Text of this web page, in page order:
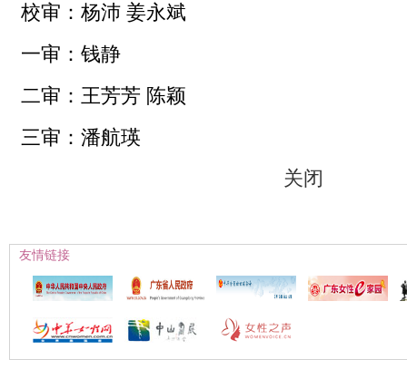
校审：杨沛 姜永斌
一审：钱静
二审：王芳芳 陈颖
三审： 潘航瑛
关闭
友情链接